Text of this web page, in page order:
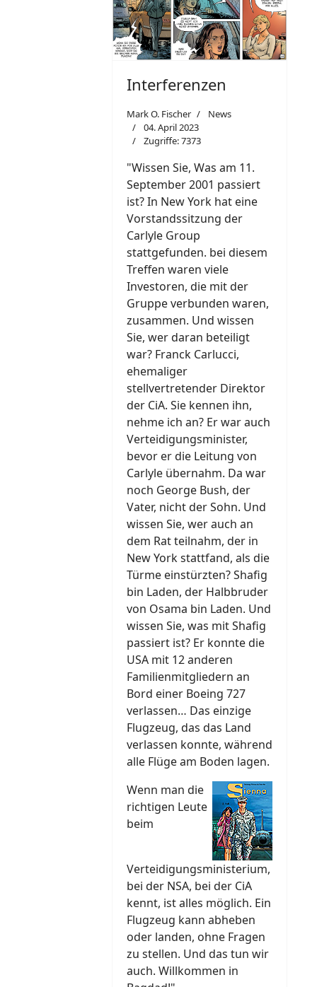
Interferenzen
Mark O. Fischer
News
04. April 2023
Zugriffe: 7373
"Wissen Sie, Was am 11.
September 2001 passiert
ist? In New York hat eine
Vorstandssitzung der
Carlyle Group
stattgefunden. bei diesem
Treffen waren viele
Investoren, die mit der
Gruppe verbunden waren,
zusammen. Und wissen
Sie, wer daran beteiligt
war? Franck Carlucci,
ehemaliger
stellvertretender Direktor
der CiA. Sie kennen ihn,
nehme ich an? Er war auch
Verteidigungsminister,
bevor er die Leitung von
Carlyle übernahm. Da war
noch George Bush, der
Vater, nicht der Sohn. Und
wissen Sie, wer auch an
dem Rat teilnahm, der in
New York stattfand, als die
Türme einstürzten? Shafig
bin Laden, der Halbbruder
von Osama bin Laden. Und
wissen Sie, was mit Shafig
passiert ist? Er konnte die
USA mit 12 anderen
Familienmitgliedern an
Bord einer Boeing 727
verlassen… Das einzige
Flugzeug, das das Land
verlassen konnte, während
alle Flüge am Boden lagen.
Wenn man die
richtigen Leute
beim
Verteidigungsministerium,
bei der NSA, bei der CiA
kennt, ist alles möglich. Ein
Flugzeug kann abheben
oder landen, ohne Fragen
zu stellen. Und das tun wir
auch. Willkommen in